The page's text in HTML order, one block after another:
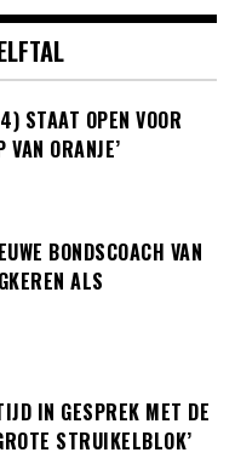
STAAT OPEN VOOR
VAN ORANJE’
BONDSCOACH VAN
ALS
IN GESPREK MET DE
STRUIKELBLOK’